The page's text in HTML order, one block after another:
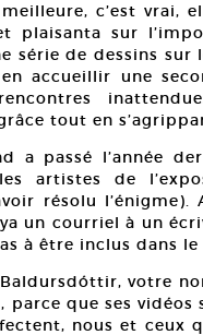
c’est vrai,
plaisanta sur
série de dessins
accueillir une
tout en
a passé l’année
artistes de
résolu
un courriel à un
à être inclus dans
votre
parce que ses
nous et ceux